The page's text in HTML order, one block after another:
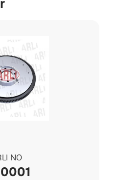
NO